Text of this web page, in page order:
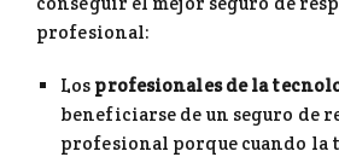
profesional:
Los profesionales de la
beneficiarse de un seguro de
profesional porque cuando la